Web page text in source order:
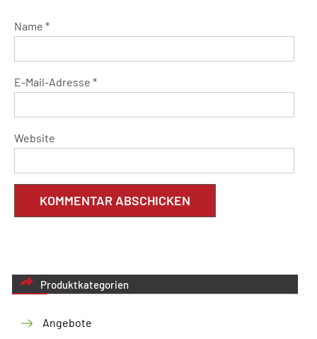
Name *
E-Mail-Adresse *
Website
Produktkategorien
Angebote